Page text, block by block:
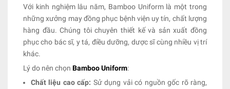
Với kinh nghiệm lâu năm, Bamboo Uniform là một trong
những xưởng may đồng phục bệnh viện uy tín, chất lượng
hàng đầu. Chúng tôi chuyên thiết kế và sản xuất đồng
phục cho bác sĩ, y tá, điều dưỡng, dược sĩ cùng nhiều vị trí
khác.
Lý do nên chọn Bamboo Uniform:
Chất liệu cao cấp: Sử dụng vải có nguồn gốc rõ ràng,